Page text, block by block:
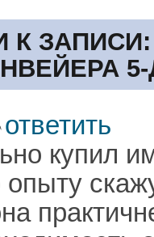
К
ответить
купил
опыту